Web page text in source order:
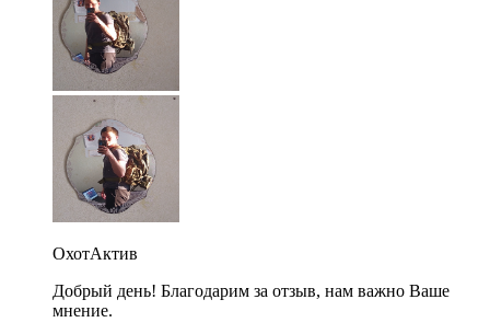
ОхотАктив
Добрый день! Благодарим за отзыв, нам важно Ваше
мнение.